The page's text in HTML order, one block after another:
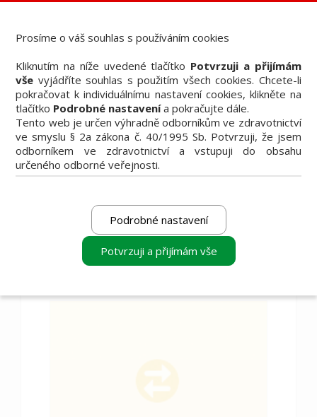
Knižní nabídka
Vzdělávací akce
Akční nabídky firem
Přehledy produktů
Inzerce
Předplatné / el. verze časopisů
Filtrovat
Prosíme o váš souhlas s používáním cookies
Kliknutím na níže uvedené tlačítko Potvrzuji a přijímám
vše vyjádříte souhlas s použitím všech cookies. Chcete-li
pokračovat k individuálnímu nastavení cookies, klikněte na
tlačítko Podrobné nastavenía pokračujte dále.
Tento web je určen výhradně odborníkům ve zdravotnictví
ve smyslu § 2a zákona č. 40/1995 Sb. Potvrzuji, že jsem
odborníkem ve zdravotnictví a vstupuji do obsahu
určeného odborné veřejnosti.
Podrobné nastavení
Potvrzuji a přijímám vše